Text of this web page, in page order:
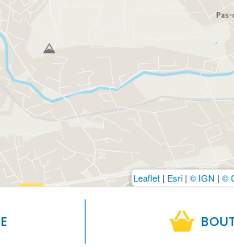
Leaflet | Esri | © IGN | ©